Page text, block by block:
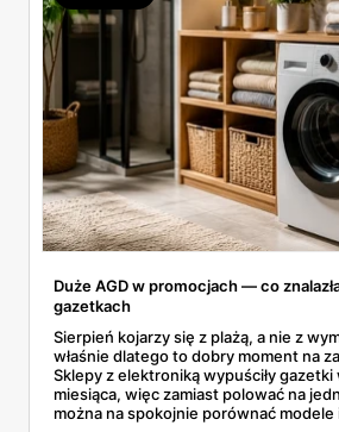
Duże AGD w promocjach — co
gazetkach
Sierpień kojarzy się z plażą, a nie z
właśnie dlatego to dobry moment na
Sklepy z elektroniką wypuściły
miesiąca, więc zamiast polować na
można na spokojnie porównać modele